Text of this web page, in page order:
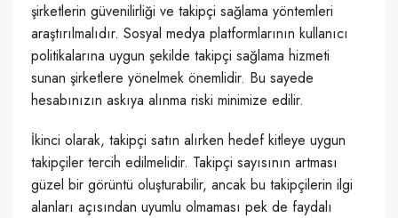
şirketlerin güvenilirliği ve takipçi sağlama yöntemleri
araştırılmalıdır. Sosyal medya platformlarının kullanıcı
politikalarına uygun şekilde takipçi sağlama hizmeti
sunan şirketlere yönelmek önemlidir. Bu sayede
hesabınızın askıya alınma riski minimize edilir.
İkinci olarak, takipçi satın alırken hedef kitleye uygun
takipçiler tercih edilmelidir. Takipçi sayısının artması
güzel bir görüntü oluşturabilir, ancak bu takipçilerin ilgi
alanları açısından uyumlu olmaması pek de faydalı